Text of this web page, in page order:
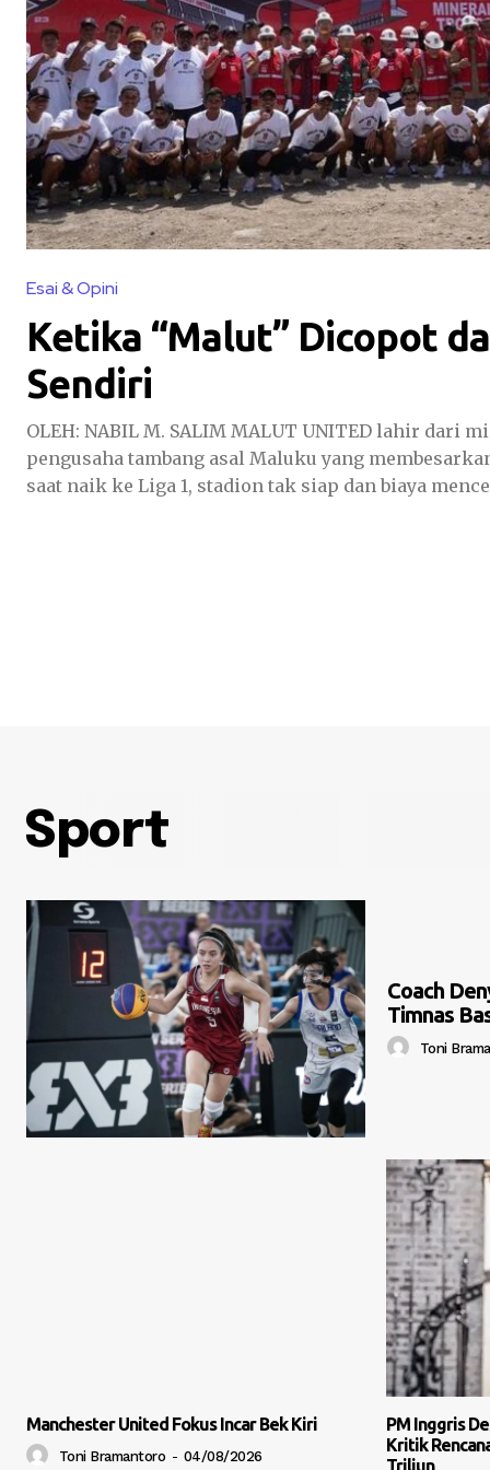
Esai & Opini
Ketika “Malut” Dicopot
Sendiri
OLEH: NABIL M. SALIM MALUT UNITED lahir dari
pengusaha tambang asal Maluku yang
saat naik ke Liga 1, stadion tak siap dan biaya
Sport
Coach
Timnas
Toni
Manchester United Fokus Incar Bek Kiri
Toni Bramantoro - 04/08/2026
PM Inggris
Kritik
Triliun